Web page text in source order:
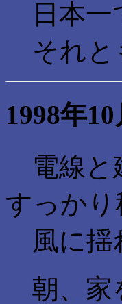
日本一
それと
1998年
電線と
すっかり
風に揺
朝、家